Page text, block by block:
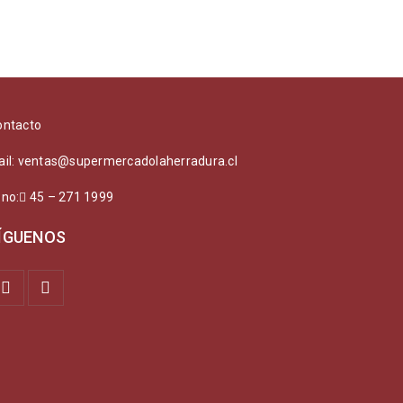
ventas@supermercadolaherradura.cl
45 – 271 1999